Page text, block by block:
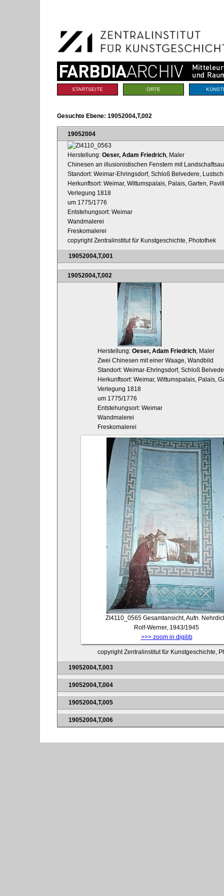
Navigation
Sektionen
STARTSEITE ORTE
Gesuchte Ebene: 19052004,T,002
19052004
Herstellung: Oeser, Adam Friedrich , Maler
Chinesen an illusionistischen Fenstern mit
Standort: Weimar-Ehringsdorf, Schloß Belvedere,
Herkunftsort: Weimar, Wittumspalais, Palais, Garten,
Verlegung 1818
um 1775/1776
Entstehungsort: Weimar
Wandmalerei
Freskomalerei
copyright Zentralinstitut für Kunstgeschichte, Photothek
19052004,T,001
19052004,T,002
Herstellung: Oeser, Adam Friedrich, Maler
Zwei Chinesen mit einer Waage, Wandbild
Standort: Weimar-Ehringsdorf, Schloß
Herkunftsort: Weimar, Wittumspalais, Palais,
Verlegung 1818
um 1775/1776
Entstehungsort: Weimar
Wandmalerei
Freskomalerei
ZI4110_0565 Gesamtansicht, Aufn.
Rolf-Werner, 1943/1945
>>> zoom in digilib
copyright Zentralinstitut für Kunstgeschichte,
19052004,T,003
19052004,T,004
19052004,T,005
19052004,T,006